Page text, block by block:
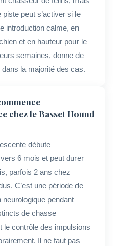
peut s’activer si le
introduction calme, en
et en hauteur pour le
semaines, donne de
la majorité des cas.
chez le Basset Hound
débute
6 mois et peut durer
parfois 2 ans chez
C’est une période de
neurologique pendant
de chasse
le contrôle des impulsions
Il ne faut pas